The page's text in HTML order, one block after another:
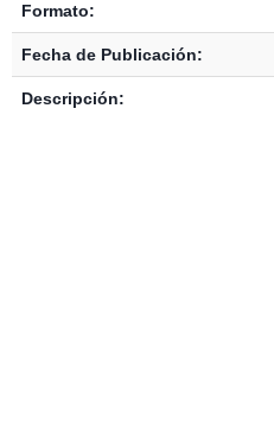
Formato:
Fecha de Publicación:
Descripción: